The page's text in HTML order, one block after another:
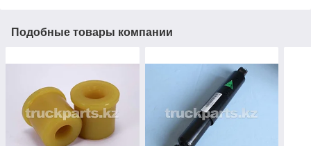
Подобные товары компании